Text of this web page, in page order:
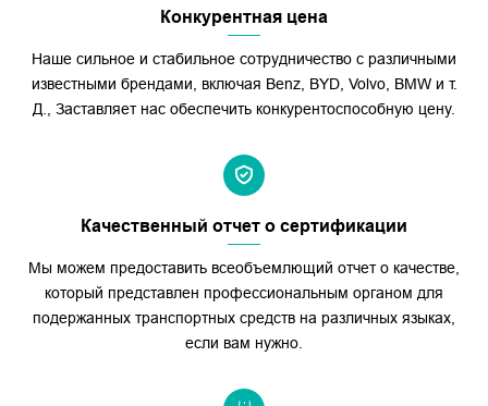
Конкурентная цена
Наше сильное и стабильное сотрудничество с различными
известными брендами, включая Benz, BYD, Volvo, BMW и т.
Д., Заставляет нас обеспечить конкурентоспособную цену.
Качественный отчет о сертификации
Мы можем предоставить всеобъемлющий отчет о качестве,
который представлен профессиональным органом для
подержанных транспортных средств на различных языках,
если вам нужно.